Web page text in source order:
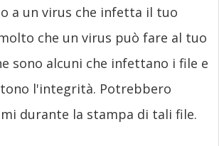
a un virus che infetta il tuo
che un virus può fare al tuo
sono alcuni che infettano i file e
l'integrità. Potrebbero
durante la stampa di tali file.